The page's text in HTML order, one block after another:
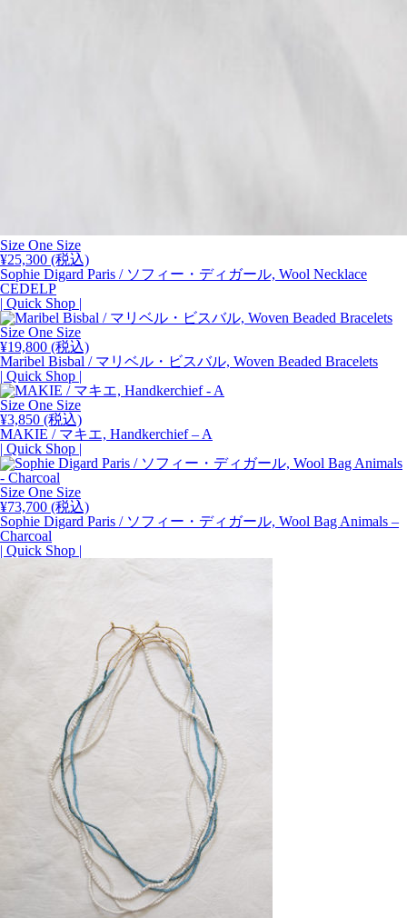
Size One Size
¥25,300 (税込)
Sophie Digard Paris / ソフィー・ディガール, Wool Necklace
CEDELP
| Quick Shop |
Size One Size
¥19,800 (税込)
Maribel Bisbal / マリベル・ビスバル, Woven Beaded Bracelets
| Quick Shop |
Size One Size
¥3,850 (税込)
MAKIE / マキエ, Handkerchief – A
| Quick Shop |
Size One Size
¥73,700 (税込)
Sophie Digard Paris / ソフィー・ディガール, Wool Bag Animals –
Charcoal
| Quick Shop |